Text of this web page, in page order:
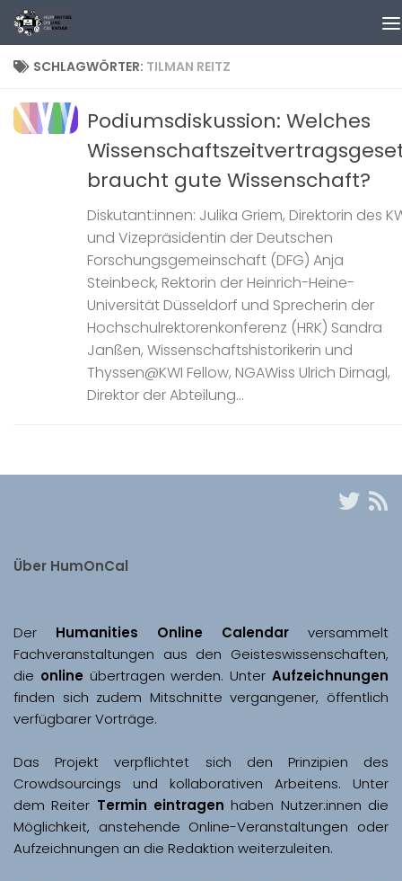
Zum Inhalt springen
SCHLAGWÖRTER: TILMAN REITZ
Podiumsdiskussion: Welches
braucht gute Wissenschaft?
Diskutant:innen: Julika Griem, Direktorin des
und Vizepräsidentin der Deutschen
Forschungsgemeinschaft (DFG) Anja
Steinbeck, Rektorin der Heinrich-Heine-
Universität Düsseldorf und Sprecherin der
Hochschulrektorenkonferenz (HRK) Sandra
Janßen, Wissenschaftshistorikerin und
Thyssen@KWI Fellow, NGAWiss Ulrich Dirnagl,
Direktor der Abteilung...
Über HumOnCal
Der Humanities Online Calendar versammelt
Fachveranstaltungen aus den Geisteswissenschaften,
die online übertragen werden. Unter Aufzeichnungen
finden sich zudem Mitschnitte vergangener, öffentlich
Das Projekt verpflichtet sich den Prinzipien des
Crowdsourcings und kollaborativen Arbeitens. Unter
dem Reiter Termin eintragen haben Nutzer:innen die
Möglichkeit, anstehende Online-Veranstaltungen oder
Aufzeichnungen an die Redaktion weiterzuleiten.